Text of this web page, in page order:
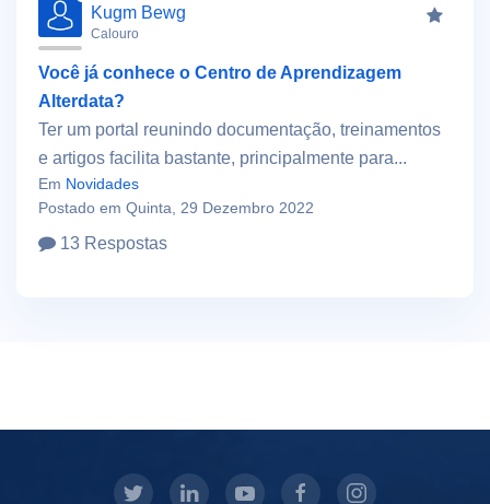
Kugm Bewg
Calouro
Você já conhece o Centro de Aprendizagem
Alterdata?
Ter um portal reunindo documentação, treinamentos
e artigos facilita bastante, principalmente para...
Em Novidades
Postado em Quinta, 29 Dezembro 2022
13 Respostas